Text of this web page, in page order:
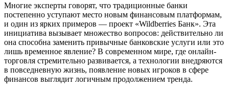
Многие эксперты говорят, что традиционные банки
постепенно уступают место новым финансовым платформам,
и один из ярких примеров — проект «Wildberries Банк». Эта
инициатива вызывает множество вопросов: действительно ли
она способна заменить привычные банковские услуги или это
лишь временное явление? В современном мире, где онлайн-
торговля стремительно развивается, а технологии внедряются
в повседневную жизнь, появление новых игроков в сфере
финансов выглядит логичным продолжением тренда.